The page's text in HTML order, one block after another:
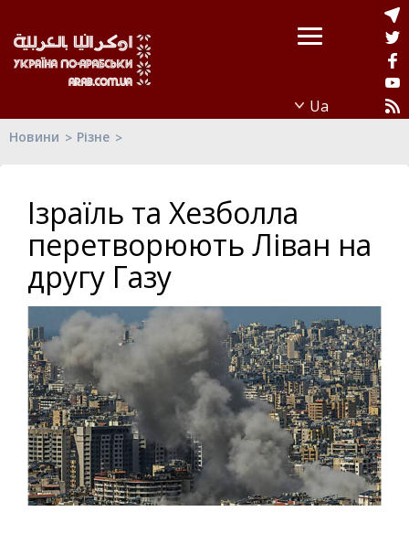
Новини Різне
Ізраїль та Хезболла
перетворюють Ліван на
другу Газу